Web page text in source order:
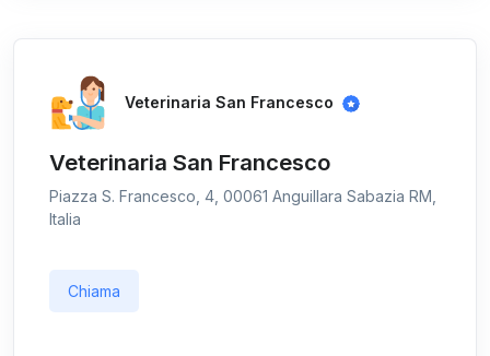
Veterinaria San Francesco
Veterinaria San Francesco
Piazza S. Francesco, 4, 00061 Anguillara Sabazia RM,
Italia
Chiama